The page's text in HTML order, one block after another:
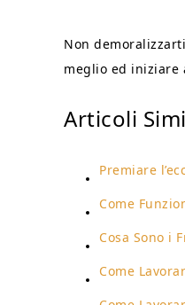
Non
meglio ed
Articoli
Premiare
Come
Cosa Sono i
Come